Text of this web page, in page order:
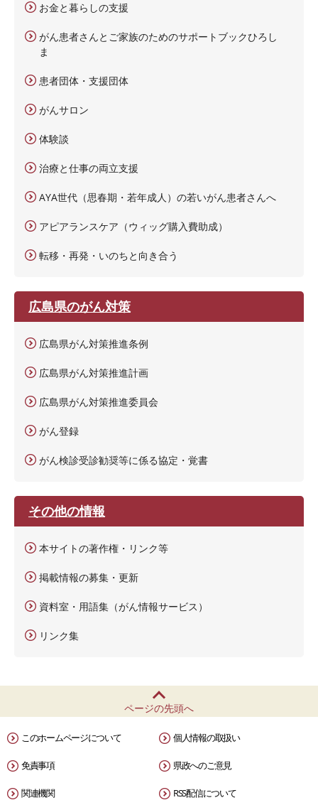
お金と暮らしの支援
がん患者さんとご家族のためのサポートブックひろし
ま
患者団体・支援団体
がんサロン
体験談
治療と仕事の両立支援
AYA世代（思春期・若年成人）の若いがん患者さんへ
アピアランスケア（ウィッグ購入費助成）
転移・再発・いのちと向き合う
広島県のがん対策
広島県がん対策推進条例
広島県がん対策推進計画
広島県がん対策推進委員会
がん登録
がん検診受診勧奨等に係る協定・覚書
その他の情報
本サイトの著作権・リンク等
掲載情報の募集・更新
資料室・用語集（がん情報サービス）
リンク集
ページの先頭へ
このホームページについて 個人情報の取扱い
免責事項 県政へのご意見
関連機関 RSS配信について